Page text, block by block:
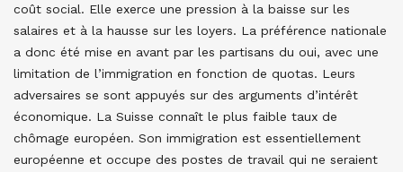
coût social. Elle exerce une pression à la baisse sur les
salaires et à la hausse sur les loyers. La préférence nationale
a donc été mise en avant par les partisans du oui, avec une
limitation de l’immigration en fonction de quotas. Leurs
adversaires se sont appuyés sur des arguments d’intérêt
économique. La Suisse connaît le plus faible taux de
chômage européen. Son immigration est essentiellement
européenne et occupe des postes de travail qui ne seraient